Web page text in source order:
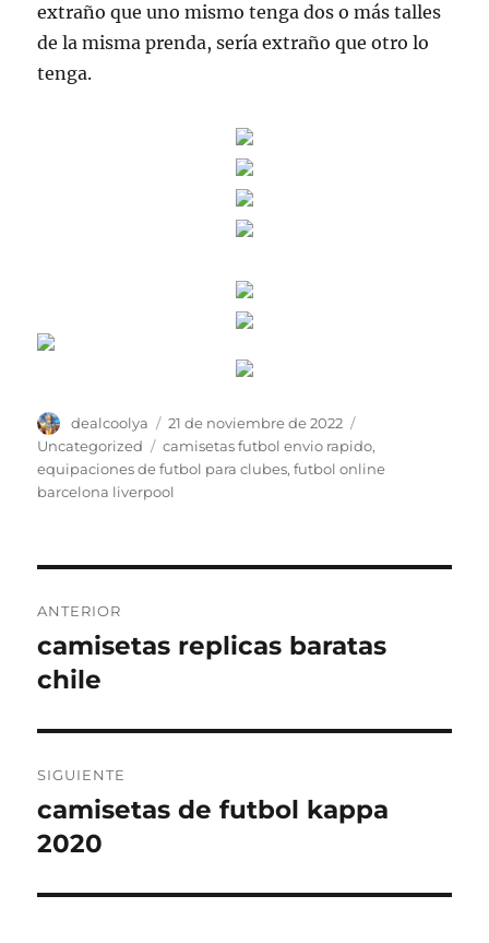
extraño que uno mismo tenga dos o más talles
de la misma prenda, sería extraño que otro lo
tenga.
Autor
dealcoolya
Publicado
el
21 de noviembre de 2022
Uncategorized
Etiquetas
camisetas futbol envio rapido,
equipaciones de futbol para clubes,futbol online
barcelona liverpool
de
entradas
ANTERIOR
Entrada
anterior:
camisetas replicas baratas
chile
SIGUIENTE
Entrada
siguiente:
camisetas de futbol kappa
2020